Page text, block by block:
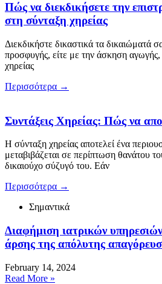
Πώς να διεκδικήσετε την
στη σύνταξη χηρείας
Διεκδικήστε δικαστικά τα δικαιώματά
προσφυγής, είτε με την άσκηση
χηρείας
Περισσότερα →
Συντάξεις Χηρείας: Πώς να
Η σύνταξη χηρείας αποτελεί ένα
μεταβιβάζεται σε περίπτωση θανάτου
δικαιούχο σύζυγό του. Εάν
Περισσότερα →
Σημαντικά
Διαφήμιση ιατρικών
άρσης της απόλυτης
February 14, 2024
Read More »